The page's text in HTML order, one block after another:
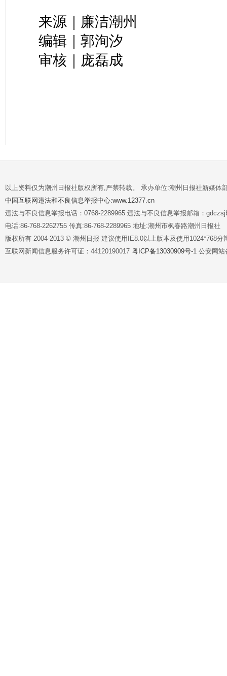
来源｜廉洁潮州
编辑｜郭洵汐
审核｜庞磊成
以上资料仅为潮州日报社版权所有,严禁转载。 承办单位:潮州日报社新媒体
中国互联网违法和不良信息举报中心:www.12377.cn
违法与不良信息举报电话：0768-2289965 违法与不良信息举报邮箱：
电话:86-768-2262755 传真:86-768-2289965 地址:潮州市枫春路潮州日报社
版权所有 2004-2013 © 潮州日报 建议使用IE8.0以上版本及使用1024*768分
互联网新闻信息服务许可证：44120190017 粤ICP备13030909号-1 公安网站